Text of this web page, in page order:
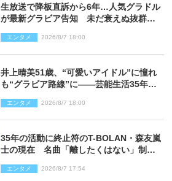
生放送で降板直訴から6年…人気グラドル
が最新グラビア告知 未だ衰えぬ抜群ス
エンタメ 2026/8/7 18:00
井上晴美51歳、“可愛いアイドル”に憧れ
も“グラビア路線”に――芸能生活35年を
エンタメ 2026/8/7 18:00
35年の活動に終止符のT-BOLAN・森友嵐
士の現在 名曲「離したくはない」制作
エンタメ 2026/8/7 17:54